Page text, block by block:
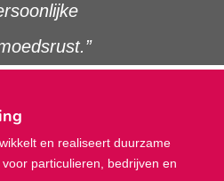
en realiseert duurzame
particulieren, bedrijven en